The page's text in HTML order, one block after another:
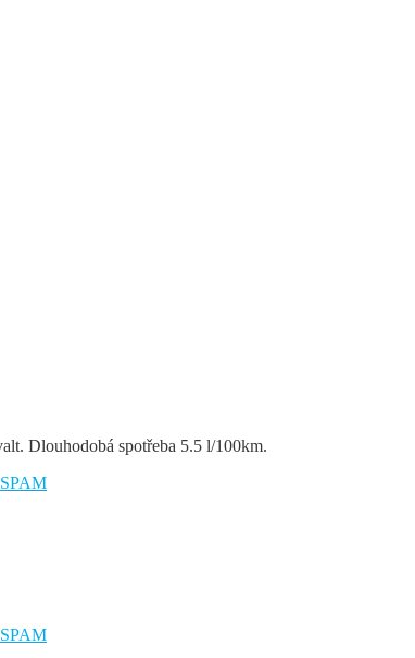
Dlouhodobá spotřeba 5.5 l/100km.